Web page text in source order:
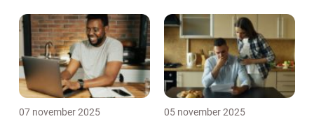
07 november 2025 05 november 2025